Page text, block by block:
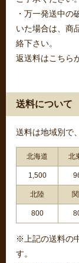
・万一発送中の
いた場合は、商
絡下さい。
返送料はこちら
送料について
送料は地域別で
北海道 北
1,500
北陸
800
※上記の送料の
す。